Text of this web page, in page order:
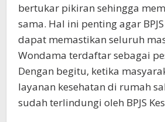
bertukar pikiran sehingga
sama. Hal ini penting agar
dapat memastikan seluruh
Wondama terdaftar sebagai
Dengan begitu, ketika
layanan kesehatan di rumah
sudah terlindungi oleh BPJS